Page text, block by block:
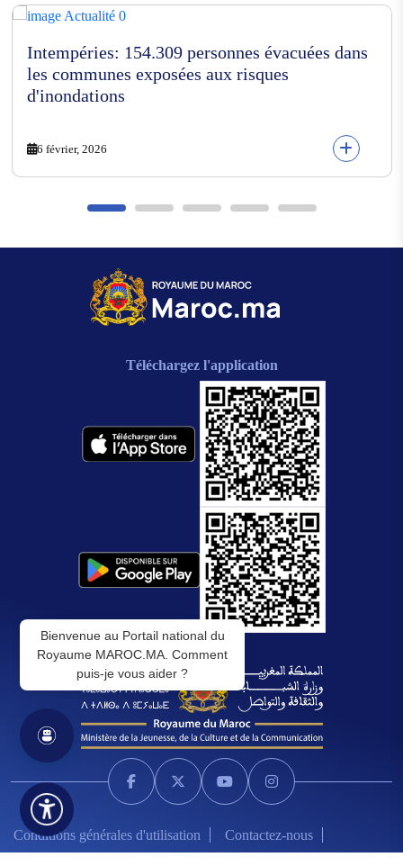
Intempéries: 154.309 personnes évacuées dans
les communes exposées aux risques
d'inondations
6 février, 2026
Téléchargez l'application
Conditions générales d'utilisation Contactez-nous
Bienvenue au Portail national du
Royaume MAROC.MA. Comment
puis-je vous aider ?